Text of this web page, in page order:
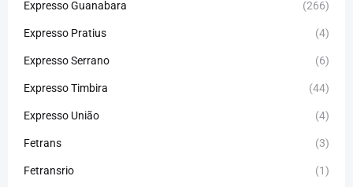
Expresso Guanabara (266)
Expresso Pratius (4)
Expresso Serrano (6)
Expresso Timbira (44)
Expresso União (4)
Fetrans (3)
Fetransrio (1)